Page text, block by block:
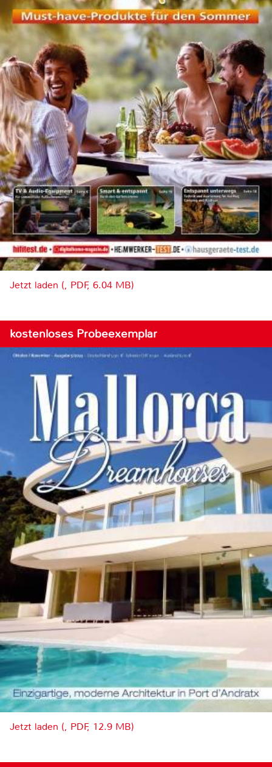
Jetzt laden (, PDF, 6.04 MB)
kostenloses Probeexemplar
Jetzt laden (, PDF, 12.9 MB)